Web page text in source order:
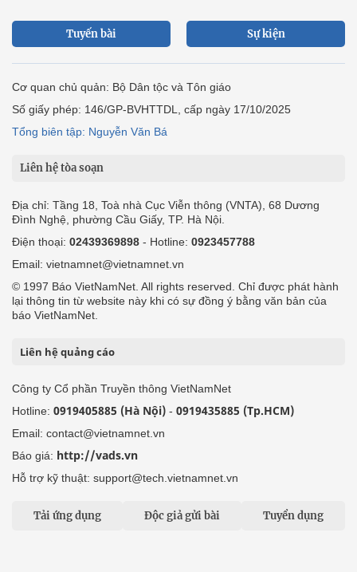
Tuyến bài Sự kiện
Cơ quan chủ quản: Bộ Dân tộc và Tôn giáo
Số giấy phép: 146/GP-BVHTTDL, cấp ngày 17/10/2025
Tổng biên tập: Nguyễn Văn Bá
Liên hệ tòa soạn
Địa chỉ: Tầng 18, Toà nhà Cục Viễn thông (VNTA), 68 Dương
Đình Nghệ, phường Cầu Giấy, TP. Hà Nội.
Điện thoại: 02439369898 - Hotline: 0923457788
Email: vietnamnet@vietnamnet.vn
© 1997 Báo VietNamNet. All rights reserved. Chỉ được phát hành
lại thông tin từ website này khi có sự đồng ý bằng văn bản của
báo VietNamNet.
Liên hệ quảng cáo
Công ty Cổ phần Truyền thông VietNamNet
Hotline: 0919405885 (Hà Nội) - 0919435885 (Tp.HCM)
Email: contact@vietnamnet.vn
Báo giá: http://vads.vn
Hỗ trợ kỹ thuật: support@tech.vietnamnet.vn
Tải ứng dụng Độc giả gửi bài Tuyển dụng